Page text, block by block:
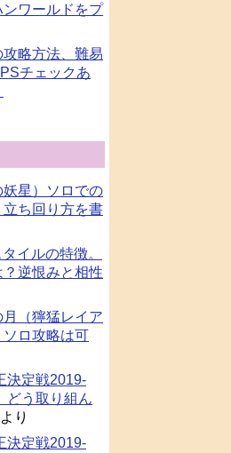
ワールドをプ
略方法、難易
チェックあ
星）ソロでの
ち回り方を書
イルの特徴。
逆恨みと相性
（獰猛レイア
ロ攻略は可
決定戦2019-
どう取り組ん
より
決定戦2019-